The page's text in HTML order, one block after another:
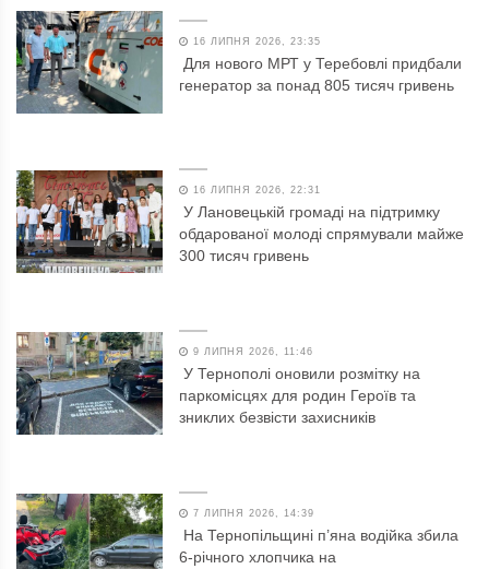
16 ЛИПНЯ 2026, 23:35
Для нового МРТ у Теребовлі придбали
генератор за понад 805 тисяч гривень
16 ЛИПНЯ 2026, 22:31
У Лановецькій громаді на підтримку
обдарованої молоді спрямували майже
300 тисяч гривень
9 ЛИПНЯ 2026, 11:46
У Тернополі оновили розмітку на
паркомісцях для родин Героїв та
зниклих безвісти захисників
7 ЛИПНЯ 2026, 14:39
На Тернопільщині п’яна водійка збила
6-річного хлопчика на